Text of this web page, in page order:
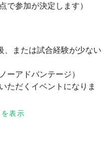
で参加が決定します）
、または試合経験が少ない
ーアドバンテージ）
ただくイベントになりま
可能です。（休憩はご自由
を表示